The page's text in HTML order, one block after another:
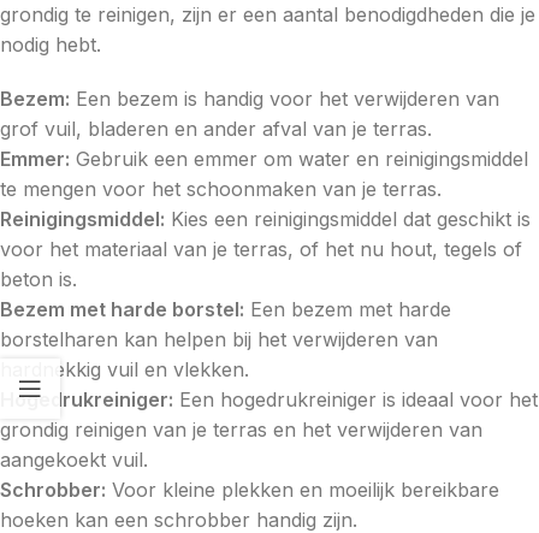
grondig te reinigen, zijn er een aantal benodigdheden die je
nodig hebt.
Bezem: Een bezem is handig voor het verwijderen van
grof vuil, bladeren en ander afval van je terras.
Emmer: Gebruik een emmer om water en reinigingsmiddel
te mengen voor het schoonmaken van je terras.
Reinigingsmiddel: Kies een reinigingsmiddel dat geschikt is
voor het materiaal van je terras, of het nu hout, tegels of
beton is.
Bezem met harde borstel: Een bezem met harde
borstelharen kan helpen bij het verwijderen van
hardnekkig vuil en vlekken.
Hogedrukreiniger: Een hogedrukreiniger is ideaal voor het
grondig reinigen van je terras en het verwijderen van
aangekoekt vuil.
Schrobber: Voor kleine plekken en moeilijk bereikbare
hoeken kan een schrobber handig zijn.